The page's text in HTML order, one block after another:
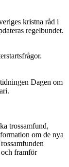
kristna råd i
regelbundet.
Dagen om
trossamfund,
om de nya
framför